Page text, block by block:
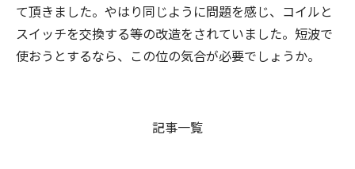
て頂きました。やはり同じように問題を感じ、コイルと
スイッチを交換する等の改造をされていました。短波で
使おうとするなら、この位の気合が必要でしょうか。
記事一覧